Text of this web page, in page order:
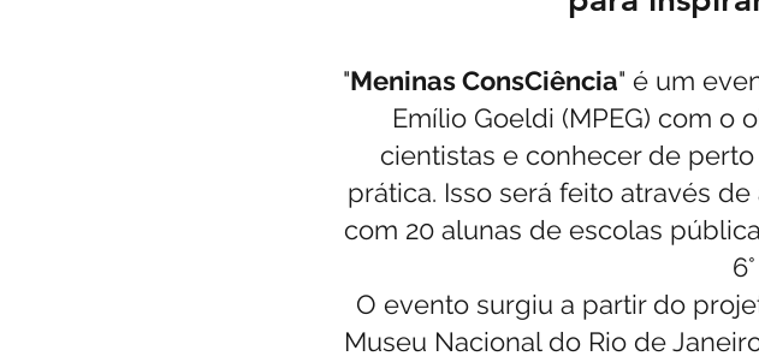
"Meninas ConsCiência" é um
Emílio Goeldi (MPEG) com o
cientistas e conhecer de
prática. Isso será feito através
com 20 alunas de escolas
O evento surgiu a partir do
Museu Nacional do Rio de